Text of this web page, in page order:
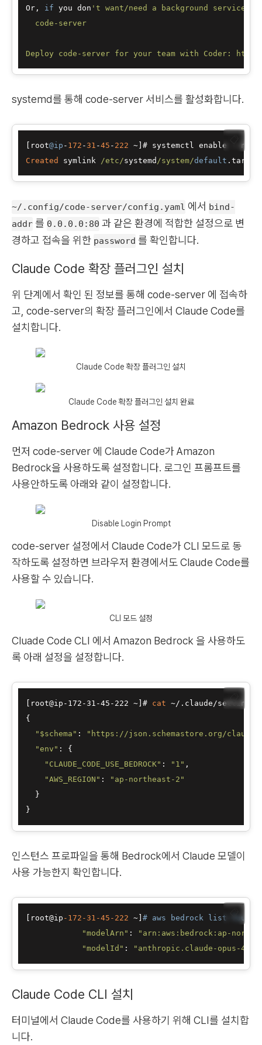
Or, if you don 't want/need a background service
  code-server
systemd를 통해 code-server 서비스를 활성화합니다.
[root@ip - 172 -31 -45 - 222 ~]# systemctl enable
now
Created
symlink /etc/systemd /system/default
~/.config/code-server/config.yaml 에서 bind-
addr 를 0.0.0.0:80 과 같은 환경에 적합한 설정으로 변
경하고 접속을 위한 password 를 확인합니다.
Claude Code 확장 플러그인 설치
위 단계에서 확인 된 정보를 통해 code-server 에 접속하
고, code-server의 확장 플러그인에서 Claude Code를
설치합니다.
Claude Code 확장 플러그인 설치
Claude Code 확장 플러그인 설치 완료
Amazon Bedrock 사용 설정
먼저 code-server 에 Claude Code가 Amazon
Bedrock을 사용하도록 설정합니다. 로그인 프롬프트를
사용안하도록 아래와 같이 설정합니다.
Disable Login Prompt
code-server 설정에서 Claude Code가 CLI 모드로 동
작하도록 설정하면 브라우저 환경에서도 Claude Code를
사용할 수 있습니다.
CLI 모드 설정
Cluade Code CLI 에서 Amazon Bedrock 을 사용하도
록 아래 설정을 설정합니다.
[root@ip-172-31-45-222 ~]# cat ~/.claude/
{
" $schema " :
"https://json.schemastore.org/
"env" : {
"CLAUDE_CODE_USE_BEDROCK" : "1" ,
"AWS_REGION" :
"ap-northeast-2"
  }
📋
인스턴스 프로파일을 통해 Bedrock에서 Claude 모델이
사용 가능한지 확인합니다.
[root@ip -172 -31 -45 -222 ~] # aws bedrock list-
"modelArn" :
"arn:aws:bedrock:ap-
"modelId" : "anthropic.claude-opus-4-5-
📋
Claude Code CLI 설치
터미널에서 Claude Code를 사용하기 위해 CLI를 설치합
니다.